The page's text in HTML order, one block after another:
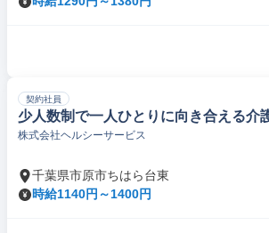
契約社員
少人数制で一人ひとりに向き合える介
株式会社ヘルシーサービス
千葉県市原市ちはら台東
時給1140円～1400円